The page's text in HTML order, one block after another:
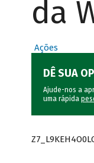
da
Ações
DÊ SUA
Ajude-nos a
uma rápida